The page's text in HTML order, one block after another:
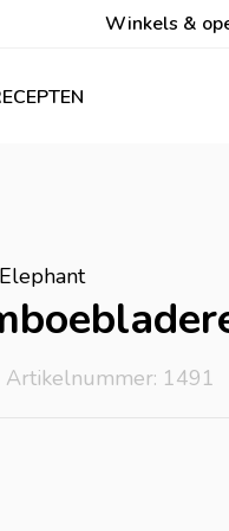
Winkels &
Artikelnummer: 1491